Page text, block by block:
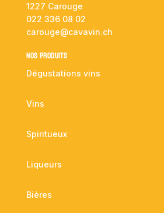
1227 Carouge
022 336 08 02
carouge@cavavin.ch
NOS PRODUITS
Dégustations vins
Vins
Spiritueux
Liqueurs
Bières